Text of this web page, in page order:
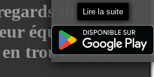
Lire la suite
des autres
équipe, Jessica
trouver un.